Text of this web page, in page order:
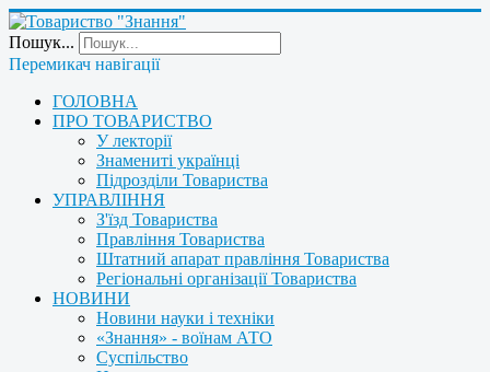
Пошук...
Перемикач навігації
ГОЛОВНА
ПРО ТОВАРИСТВО
У лекторії
Знамениті українці
Підрозділи Товариства
УПРАВЛІННЯ
З'їзд Товариства
Правління Товариства
Штатний апарат правління Товариства
Регіональні організації Товариства
НОВИНИ
Новини науки і техніки
«Знання» - воїнам АТО
Суспільство